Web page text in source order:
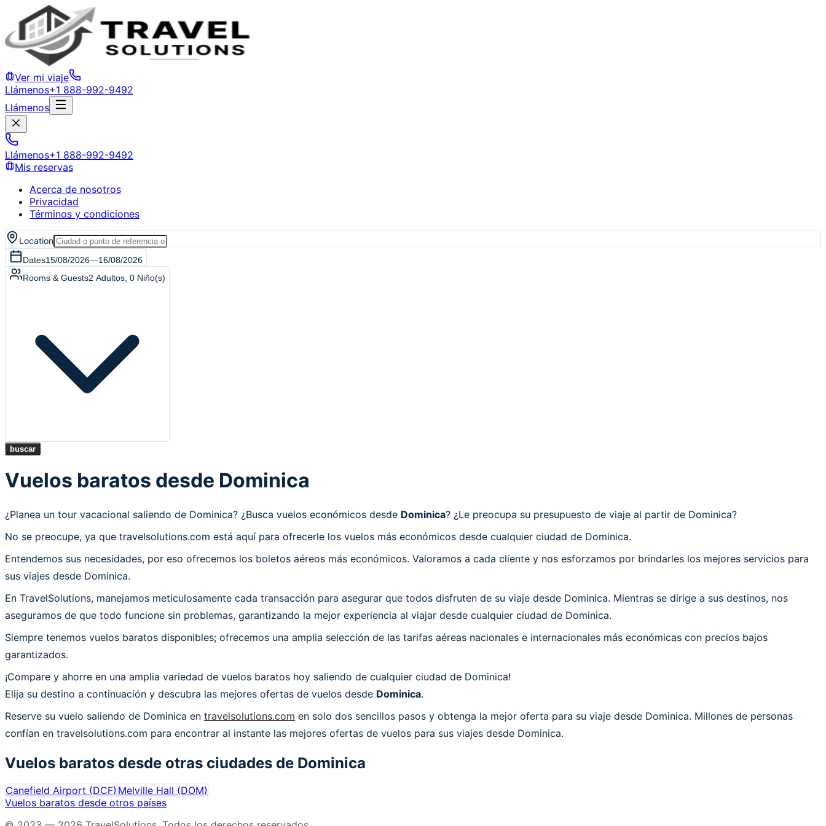
Ver mi viaje
Llámenos+1 888-992-9492
Llámenos
Llámenos+1 888-992-9492
Mis reservas
Acerca de nosotros
Privacidad
Términos y condiciones
Location
Dates15/08/2026—16/08/2026
Rooms & Guests2 Adultos 0 Niño(s)
buscar
Vuelos baratos desde Dominica
¿Planea un tour vacacional saliendo de Dominica? ¿Busca vuelos económicos desde Dominica? ¿Le preocupa su presupuesto de viaje al partir de Dominica?
No se preocupe, ya que travelsolutions.com está aquí para ofrecerle los vuelos más económicos desde cualquier ciudad de Dominica.
Entendemos sus necesidades, por eso ofrecemos los boletos aéreos más económicos. Valoramos a cada cliente y nos esforzamos por brindarles los mejores servicios para
sus viajes desde Dominica.
En TravelSolutions, manejamos meticulosamente cada transacción para asegurar que todos disfruten de su viaje desde Dominica. Mientras se dirige a sus destinos, nos
aseguramos de que todo funcione sin problemas, garantizando la mejor experiencia al viajar desde cualquier ciudad de Dominica.
Siempre tenemos vuelos baratos disponibles; ofrecemos una amplia selección de las tarifas aéreas nacionales e internacionales más económicas con precios bajos
garantizados.
¡Compare y ahorre en una amplia variedad de vuelos baratos hoy saliendo de cualquier ciudad de Dominica!
Elija su destino a continuación y descubra las mejores ofertas de vuelos desde Dominica.
Reserve su vuelo saliendo de Dominica en travelsolutions.com en solo dos sencillos pasos y obtenga la mejor oferta para su viaje desde Dominica. Millones de personas
confían en travelsolutions.com para encontrar al instante las mejores ofertas de vuelos para sus viajes desde Dominica.
Vuelos baratos desde otras ciudades de Dominica
Canefield Airport (DCF) Melville Hall (DOM)
Vuelos baratos desde otros países